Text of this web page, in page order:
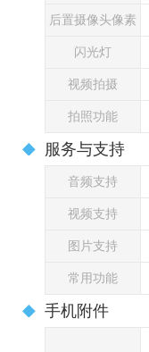
后置摄像头像素
闪光灯
视频拍摄
拍照功能
服务与支持
音频支持
视频支持
图片支持
常用功能
手机附件